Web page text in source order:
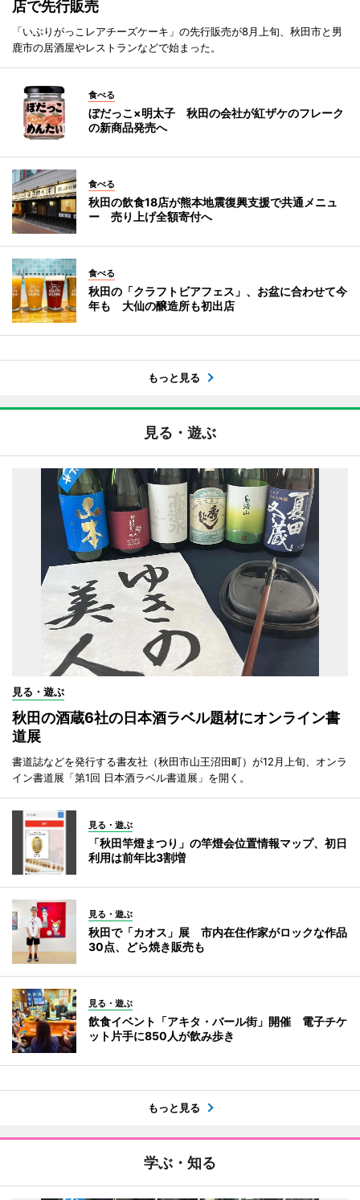
店で先行販売
「いぶりがっこレアチーズケーキ」の先行販売が8月上旬、秋田市と男
鹿市の居酒屋やレストランなどで始まった。
食べる
ぼだっこ×明太子 秋田の会社が紅ザケのフレーク
の新商品発売へ
食べる
秋田の飲食18店が熊本地震復興支援で共通メニュ
ー 売り上げ全額寄付へ
食べる
秋田の「クラフトビアフェス」、お盆に合わせて今
年も 大仙の醸造所も初出店
もっと見る
見る・遊ぶ
見る・遊ぶ
秋田の酒蔵6社の日本酒ラベル題材にオンライン書
道展
書道誌などを発行する書友社（秋田市山王沼田町）が12月上旬、オンラ
イン書道展「第1回 日本酒ラベル書道展」を開く。
見る・遊ぶ
「秋田竿燈まつり」の竿燈会位置情報マップ、初日
利用は前年比3割増
見る・遊ぶ
秋田で「カオス」展 市内在住作家がロックな作品
30点、どら焼き販売も
見る・遊ぶ
飲食イベント「アキタ・バール街」開催 電子チケ
ット片手に850人が飲み歩き
もっと見る
学ぶ・知る